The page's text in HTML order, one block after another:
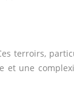
terroirs,
une